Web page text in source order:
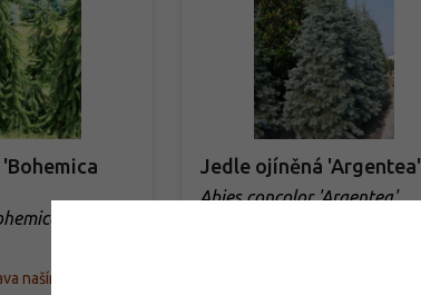
Pendula'
naším autem
Jedle ojíněná 'Argentea'
Abies concolor 'Argentea'